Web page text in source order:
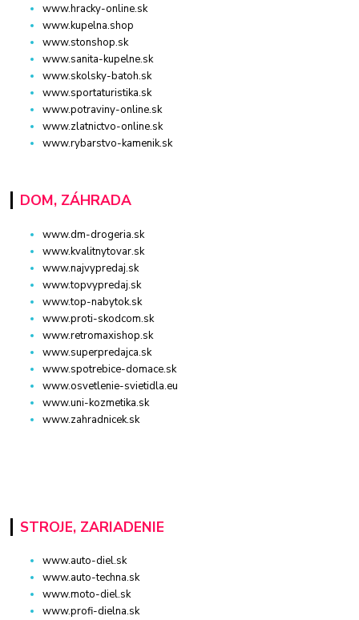
www.hracky-online.sk
www.kupelna.shop
www.stonshop.sk
www.sanita-kupelne.sk
www.skolsky-batoh.sk
www.sportaturistika.sk
www.potraviny-online.sk
www.zlatnictvo-online.sk
www.rybarstvo-kamenik.sk
DOM, ZÁHRADA
www.dm-drogeria.sk
www.kvalitnytovar.sk
www.najvypredaj.sk
www.topvypredaj.sk
www.top-nabytok.sk
www.proti-skodcom.sk
www.retromaxishop.sk
www.superpredajca.sk
www.spotrebice-domace.sk
www.osvetlenie-svietidla.eu
www.uni-kozmetika.sk
www.zahradnicek.sk
STROJE, ZARIADENIE
www.auto-diel.sk
www.auto-techna.sk
www.moto-diel.sk
www.profi-dielna.sk